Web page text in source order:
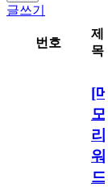
글쓰기
번호
제
목
[메
모
리
워
드